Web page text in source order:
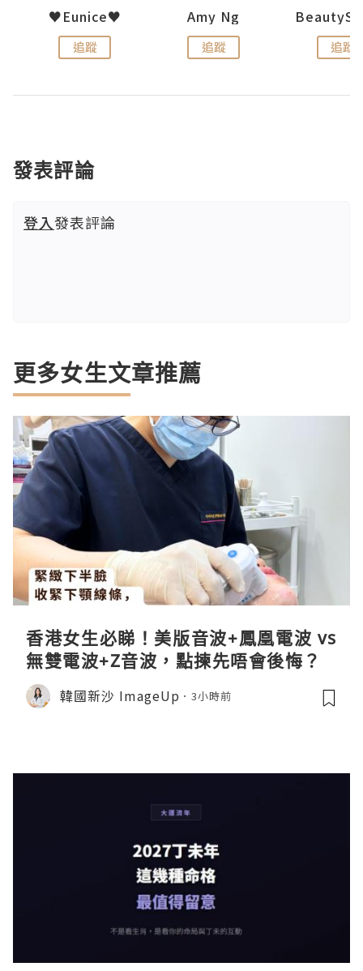
♥Eunice♥
追蹤
Amy Ng
追蹤 追蹤
發表評論
登入發表評論
更多女生文章推薦
香港女生必睇！美版音波+鳳凰電波 vs
無雙電波+Z音波，點揀先唔會後悔？
韓國新沙 ImageUp 3小時前